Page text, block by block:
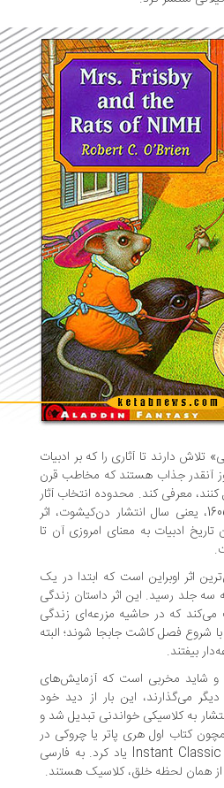
تا آثاری را که بر ادبیات
جذاب هستند که مخاطب قرن
کند. محدوده انتخاب آثار
به معنای امروزی آن تا
اوبراین است که ابتدا در یک
این اثر داستان زندگی
که در حاشیه مزرعه‌ای زندگی
فصل کاشت جابجا شوند؛ البته
مخربی‌ است که آزمایش‌های
این بار از دید خود
کلاسیکی خواندنی تبدیل شد و
اول هری پاتر یا چروکی در
زمان می‌توان از آنها به عنوان Instant Classic یاد کرد. به فارسی
لحظه خلق، کلاسیک هستند.